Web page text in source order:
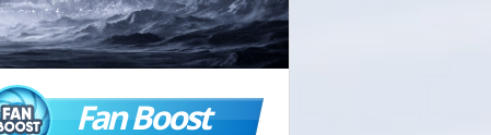
Fan Boost